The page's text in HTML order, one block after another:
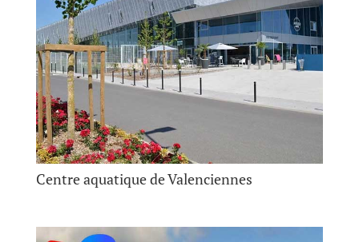
Centre aquatique de Valenciennes